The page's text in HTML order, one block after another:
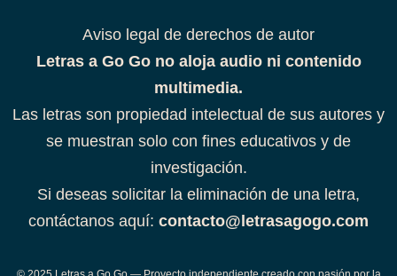
Aviso legal de derechos de autor
Letras a Go Go no aloja audio ni contenido
multimedia.
Las letras son propiedad intelectual de sus autores y
se muestran solo con fines educativos y de
investigación.
Si deseas solicitar la eliminación de una letra,
contáctanos aquí: contacto@letrasagogo.com